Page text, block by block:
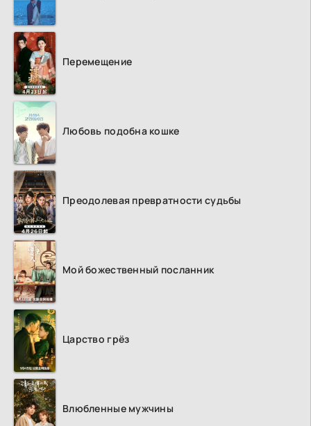
Перемещение
Любовь подобна кошке
Преодолевая превратности судьбы
Мой божественный посланник
Царство грёз
Влюбленные мужчины